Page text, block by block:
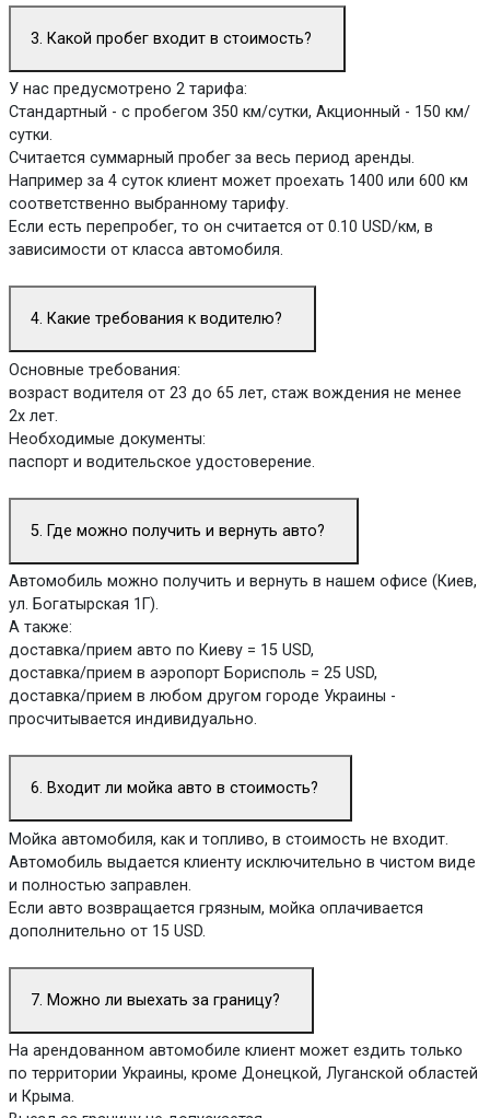
3. Какой пробег входит в стоимость?
У нас предусмотрено 2 тарифа:
Стандартный - с пробегом 350 км/сутки, Акционный - 150 км/
сутки.
Считается суммарный пробег за весь период аренды.
Например за 4 суток клиент может проехать 1400 или 600 км
соответственно выбранному тарифу.
Если есть перепробег, то он считается от 0.10 USD/км, в
зависимости от класса автомобиля.
4. Какие требования к водителю?
Основные требования:
возраст водителя от 23 до 65 лет, стаж вождения не менее
2х лет.
Необходимые документы:
паспорт и водительское удостоверение.
5. Где можно получить и вернуть авто?
Автомобиль можно получить и вернуть в нашем офисе (Киев,
ул. Богатырская 1Г).
А также:
доставка/прием авто по Киеву = 15 USD,
доставка/прием в аэропорт Борисполь = 25 USD,
доставка/прием в любом другом городе Украины -
просчитывается индивидуально.
6. Входит ли мойка авто в стоимость?
Мойка автомобиля, как и топливо, в стоимость не входит.
Автомобиль выдается клиенту исключительно в чистом виде
и полностью заправлен.
Если авто возвращается грязным, мойка оплачивается
дополнительно от 15 USD.
7. Можно ли выехать за границу?
На арендованном автомобиле клиент может ездить только
по территории Украины, кроме Донецкой, Луганской областей
и Крыма.